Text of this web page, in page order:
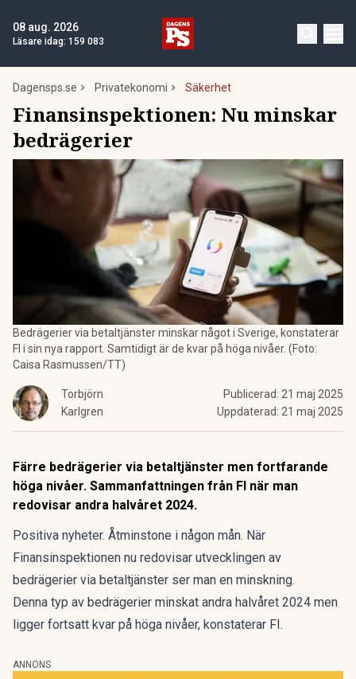
08 aug. 2026
Läsare idag: 159 083
Dagensps.se Privatekonomi Säkerhet
Finansinspektionen: Nu minskar
bedrägerier
Bedrägerier via betaltjänster minskar något i Sverige, konstaterar
FI i sin nya rapport. Samtidigt är de kvar på höga nivåer. (Foto:
Caisa Rasmussen/TT)
Torbjörn
Karlgren
Publicerad: 21 maj 2025
Uppdaterad: 21 maj 2025
Färre bedrägerier via betaltjänster men fortfarande
höga nivåer. Sammanfattningen från FI när man
redovisar andra halvåret 2024.
Positiva nyheter. Åtminstone i någon mån. När
Finansinspektionen nu redovisar utvecklingen av
bedrägerier via betaltjänster ser man en minskning.
Denna typ av bedrägerier minskat andra halvåret 2024 men
ligger fortsatt kvar på höga nivåer, konstaterar FI.
ANNONS